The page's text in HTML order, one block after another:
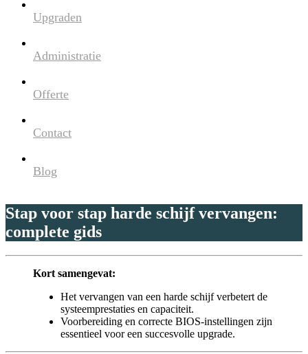
Upgraden
Administratie
Offerte
Contact
Blog
Stap voor stap harde schijf vervangen:
complete gids
Kort samengevat:
Het vervangen van een harde schijf verbetert de
systeemprestaties en capaciteit.
Voorbereiding en correcte BIOS-instellingen zijn
essentieel voor een succesvolle upgrade.